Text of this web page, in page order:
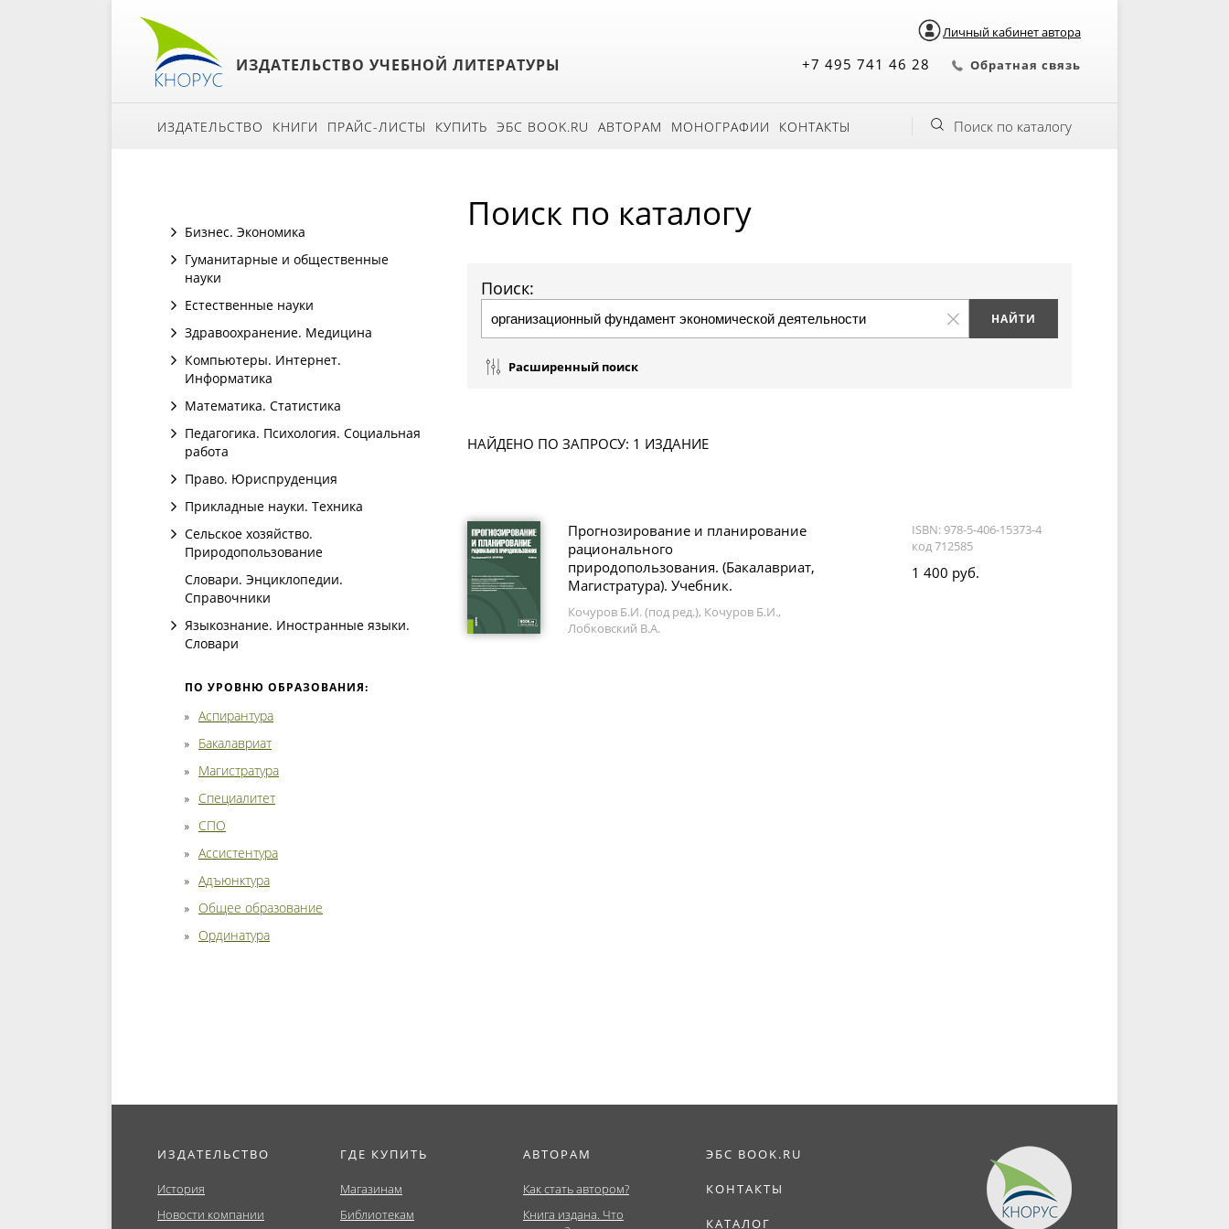
Личный кабинет автора
ИЗДАТЕЛЬСТВО УЧЕБНОЙ ЛИТЕРАТУРЫ +7 495 741 46 28 Обратная связь
ИЗДАТЕЛЬСТВО КНИГИ ПРАЙС-ЛИСТЫ КУПИТЬ ЭБС BOOK.RU АВТОРАМ МОНОГРАФИИ КОНТАКТЫ Поиск по каталогу
Бизнес. Экономика
Гуманитарные и общественные
науки
Естественные науки
Здравоохранение. Медицина
Компьютеры. Интернет.
Информатика
Математика. Статистика
Педагогика. Психология. Социальная
работа
Право. Юриспруденция
Прикладные науки. Техника
Сельское хозяйство.
Природопользование
Словари. Энциклопедии.
Справочники
Языкознание. Иностранные языки.
Словари
ПО УРОВНЮ ОБРАЗОВАНИЯ:
Аспирантура
Бакалавриат
Магистратура
Специалитет
СПО
Ассистентура
Адъюнктура
Общее образование
Ординатура
Поиск по каталогу
Поиск:
Расширенный поиск
НАЙДЕНО ПО ЗАПРОСУ: 1 ИЗДАНИЕ
Прогнозирование и планирование
рационального
природопользования. (Бакалавриат,
Магистратура). Учебник.
Кочуров Б.И. (под ред.), Кочуров Б.И.,
Лобковский В.А.
ISBN: 978-5-406-15373-4
код 712585
1 400 руб.
ИЗДАТЕЛЬСТВО
История
Новости компании
ГДЕ КУПИТЬ
Магазинам
Библиотекам
АВТОРАМ
Как стать автором?
Книга издана. Что
ЭБС BOOK.RU
КОНТАКТЫ
КАТАЛОГ